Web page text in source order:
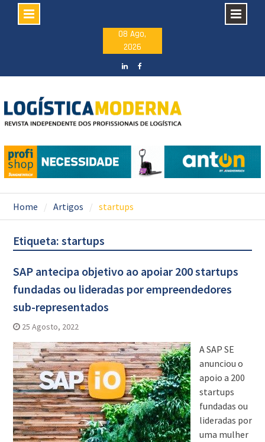
08 Ago,
2026
Home Artigos startups
Etiqueta: startups
SAP antecipa objetivo ao apoiar 200 startups
fundadas ou lideradas por empreendedores
sub-representados
25 Agosto, 2022
A SAP SE
anunciou o
apoio a 200
startups
fundadas ou
lideradas por
uma mulher